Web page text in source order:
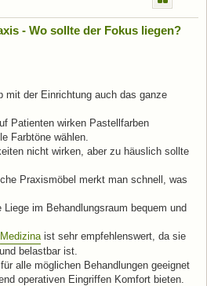
- Wo sollte der Fokus liegen?
mit der Einrichtung auch das ganze
Patienten wirken Pastellfarben
Farbtöne wählen.
nicht wirken, aber zu häuslich sollte
Praxismöbel merkt man schnell, was
im Behandlungsraum bequem und
Medizina ist sehr empfehlenswert, da sie
belastbar ist.
alle möglichen Behandlungen geeignet
operativen Eingriffen Komfort bieten.